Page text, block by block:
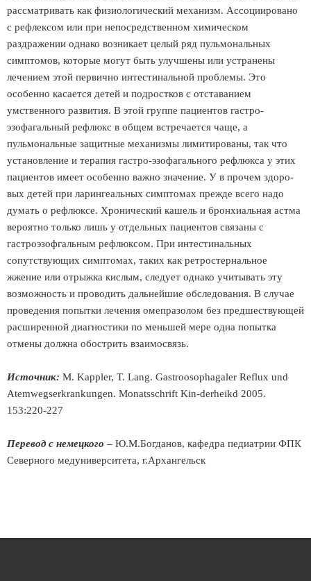
рассматривать как физиологический механизм. Ассоциировано
с рефлексом или при непосредственном химическом
раздражении однако возникает целый ряд пульмональных
симптомов, которые могут быть улучшены или устранены
лечением этой первично интестинальной проблемы. Это
особенно касается детей и подростков с отставанием
умственного развития. В этой группе пациентов гастро-
эзофагальный рефлюкс в общем встречается чаще, а
пульмональные защитные механизмы лимитированы, так что
установление и терапия гастро-эзофагального рефлюкса у этих
пациентов имеет особенно важно значение. У в прочем здоро-
вых детей при ларингеальных симптомах прежде всего надо
думать о рефлюксе. Хронический кашель и бронхиальная астма
вероятно только лишь у отдельных пациентов связаны с
гастроэзофгальным рефлюксом. При интестинальных
сопутствующих симптомах, таких как ретростернальное
жжение или отрыжка кислым, следует однако учитывать эту
возможность и проводить дальнейшие обследования. В случае
проведения попытки лечения омепразолом без предшествующей
расширенной диагностики по меньшей мере одна попытка
отмены должна обострить взаимосвязь.
Источник: M. Kappler, T. Lang. Gastroosophagaler Reflux und
Atemwegserkrankungen. Monatsschrift Kin-derheikd 2005.
153:220-227
Перевод с немецкого – Ю.М.Богданов, кафедра педиатрии ФПК
Северного медуниверситета, г.Архангельск